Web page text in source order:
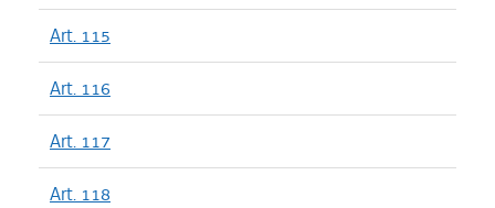
Art. 115
Art. 116
Art. 117
Art. 118